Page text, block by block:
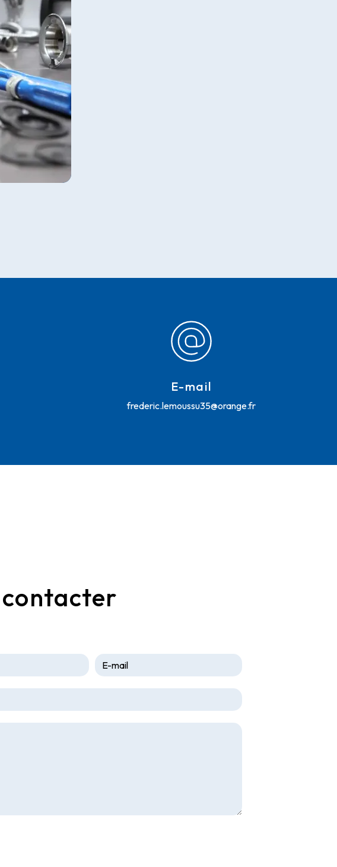
E-mail
frederic.lemoussu35@orange.fr
contacter